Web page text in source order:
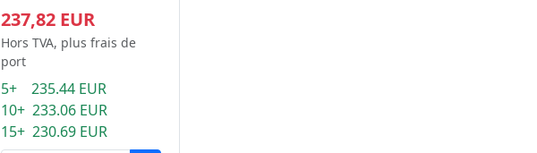
237,82 EUR
Hors TVA, plus frais de
port
5+ 235.44 EUR
10+ 233.06 EUR
15+ 230.69 EUR